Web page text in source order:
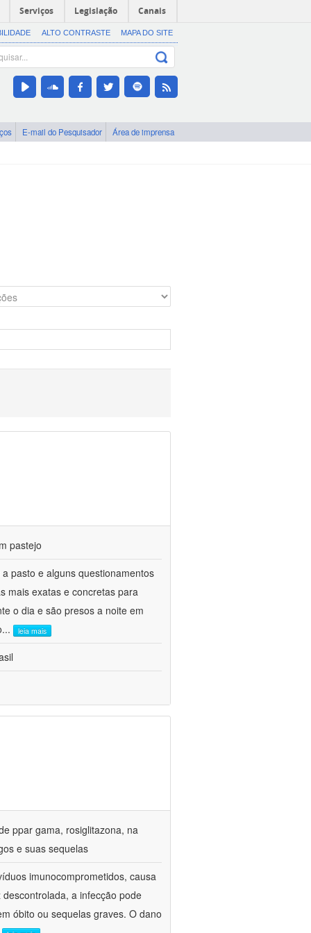
Serviços Legislação Canais
ALTO CONTRASTE MAPA DO SITE
E-mail do Pesquisador Área de imprensa
pastejo
pasto e alguns questionamentos
mais exatas e concretas para
o dia e são presos a noite em
... leia mais
ppar gama, rosiglitazona, na
e suas sequelas
imunocomprometidos, causa
a infecção pode
óbito ou sequelas graves. O dano